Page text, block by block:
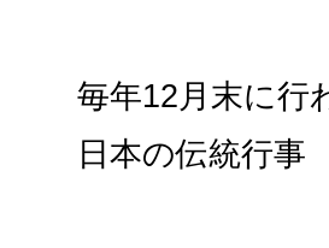
毎年12月末に行
日本の伝統行事